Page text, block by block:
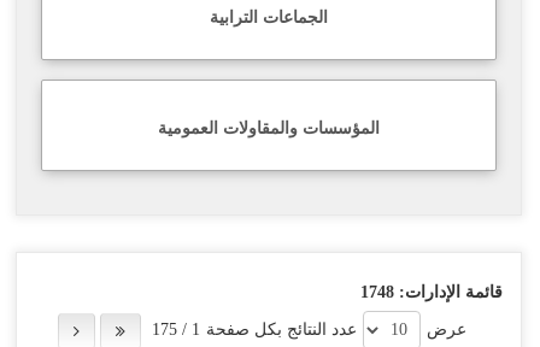
الجماعات الترابية
المؤسسات والمقاولات العمومية
قائمة الإدارات: 1748
عرض
عدد النتائج بكل صفحة 1
/
175